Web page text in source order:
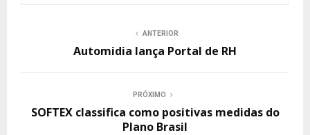
ANTERIOR
Automidia lança Portal de RH
PRÓXIMO
SOFTEX classifica como positivas medidas do
Plano Brasil